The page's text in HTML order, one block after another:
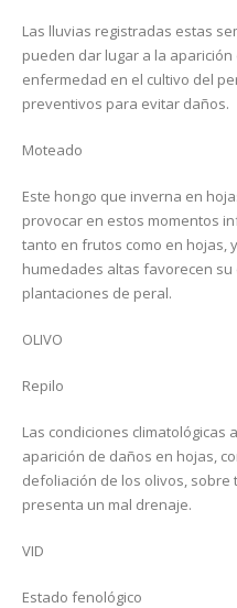
Las lluvias registradas estas
pueden dar lugar a la
enfermedad en el cultivo del
preventivos para evitar daños.
Moteado
Este hongo que inverna en
provocar en estos momentos
tanto en frutos como en hojas,
humedades altas favorecen
plantaciones de peral.
OLIVO
Repilo
Las condiciones climatológicas
aparición de daños en hojas,
defoliación de los olivos,
presenta un mal drenaje.
VID
Estado fenológico